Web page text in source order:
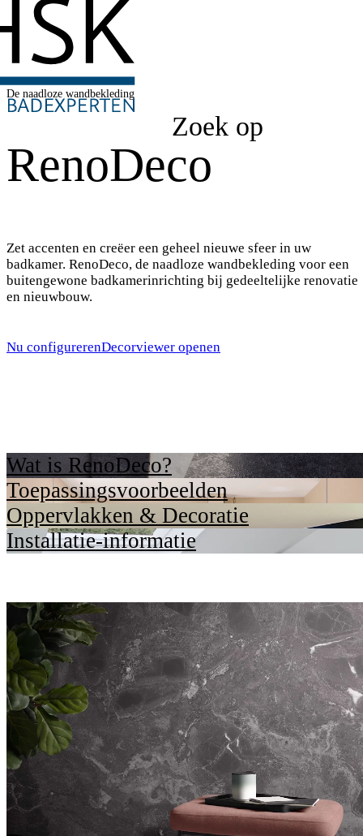
Zoek op
De naadloze wandbekleding
RenoDeco
Zet accenten en creëer een geheel nieuwe sfeer in uw
badkamer. RenoDeco, de naadloze wandbekleding voor een
buitengewone badkamerinrichting bij gedeeltelijke renovatie
en nieuwbouw.
Nu configurerenDecorviewer openen
Wat is RenoDeco?
Toepassingsvoorbeelden
Oppervlakken & Decoratie
Installatie-informatie